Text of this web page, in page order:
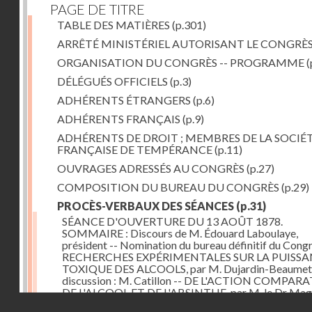
PAGE DE TITRE
TABLE DES MATIÈRES (p.301)
ARRÊTÉ MINISTÉRIEL AUTORISANT LE
ORGANISATION DU CONGRÈS -- PROGRAMME
DÉLÉGUÉS OFFICIELS (p.3)
ADHÉRENTS ÉTRANGERS (p.6)
ADHÉRENTS FRANÇAIS (p.9)
ADHÉRENTS DE DROIT ; MEMBRES DE LA
FRANÇAISE DE TEMPÉRANCE(p.11)
OUVRAGES ADRESSÉS AU CONGRÈS (p.27)
COMPOSITION DU BUREAU DU CONGRÈS (p.29)
PROCÈS-VERBAUX DES SÉANCES (p.31)
SÉANCE D'OUVERTURE DU 13 AOÛT 1878.
SOMMAIRE : Discours de M. Édouard Laboulaye,
président -- Nomination du bureau définitif du
RECHERCHES EXPÉRIMENTALES SUR LA
TOXIQUE DES ALCOOLS, par M. Dujardin-
discussion : M. Catillon -- DE L'ACTION
DE L'ALCOOL ET DE L'ABSINTHE, par M. le Dr